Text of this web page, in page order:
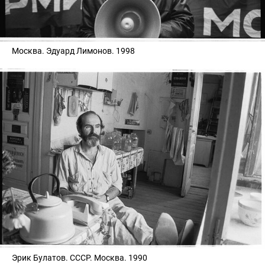
Москва. Эдуард Лимонов. 1998
Эрик Булатов. СССР. Москва. 1990